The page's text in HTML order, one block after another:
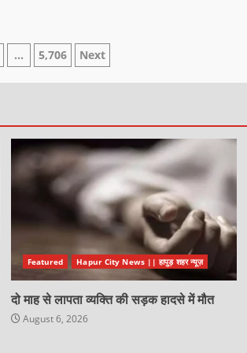
… 5,706 Next
Featured Hapur City News || हापुड़ शहर न्यूज़
दो माह से लापता व्यक्ति की सड़क हादसे में मौत
August 6, 2026